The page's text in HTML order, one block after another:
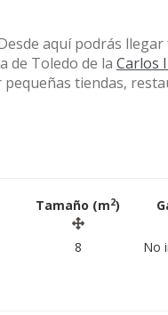
aquí podrás
de Toledo de la Carlos
tiendas,
Tamaño (m2)
8 No